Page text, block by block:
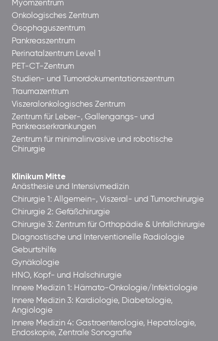
Myomzentrum
Onkologisches Zentrum
Ösophaguszentrum
Pankreaszentrum
Perinatalzentrum Level 1
PET-CT-Zentrum
Studien- und Tumordokumentationszentrum
Traumazentrum
Viszeralonkologisches Zentrum
Zentrum für Leber-, Gallengangs- und
Pankreaserkrankungen
Zentrum für minimalinvasive und robotische
Chirurgie
Klinikum Mitte
Anästhesie und Intensivmedizin
Chirurgie 1: Allgemein-, Viszeral- und Tumorchirurgie
Chirurgie 2: Gefäßchirurgie
Chirurgie 3: Zentrum für Orthopädie & Unfallchirurgie
Diagnostische und Interventionelle Radiologie
Geburtshilfe
Gynäkologie
HNO, Kopf- und Halschirurgie
Innere Medizin 1: Hämato-Onkologie/Infektiologie
Innere Medizin 3: Kardiologie, Diabetologie,
Angiologie
Innere Medizin 4: Gastroenterologie, Hepatologie,
Endoskopie, Zentrale Sonografie